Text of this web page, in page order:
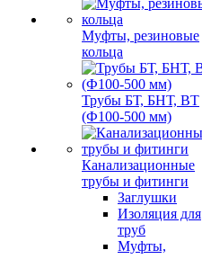
Муфты, резиновые
кольца
Трубы БТ, БНТ, ВТ
(Ф100-500 мм)
Канализационные
трубы и фитинги
Заглушки
Изоляция для
труб
Муфты,